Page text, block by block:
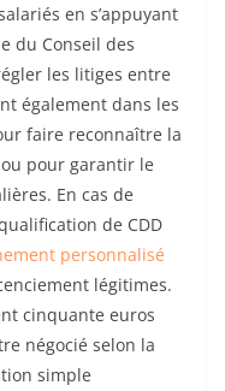
en s’appuyant
du Conseil des
les litiges entre
également dans les
faire reconnaître la
pour garantir le
En cas de
de CDD
personnalisé
légitimes.
cinquante euros
négocié selon la
simple